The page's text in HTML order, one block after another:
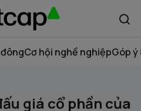
Cơ hội nghề nghiệpGóp ý
giá cổ phần của